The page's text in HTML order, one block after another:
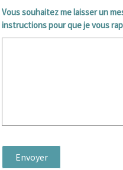
Vous souhaitez me laisser un
instructions pour que je vous